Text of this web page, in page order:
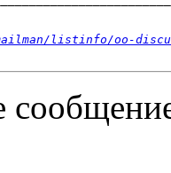
listinfo/oo-